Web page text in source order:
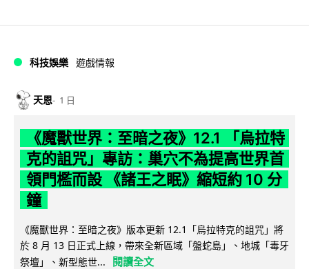
科技娛樂 遊戲情報
天恩 1 日
《魔獸世界：至暗之夜》12.1 「烏拉特
克的詛咒」專訪：巢穴不為提高世界首
領門檻而設 《諸王之眠》縮短約 10 分
鐘
《魔獸世界：至暗之夜》版本更新 12.1「烏拉特克的詛咒」將
於 8 月 13 日正式上線，帶來全新區域「盤蛇島」、地城「毒牙
祭壇」、新型態世...
閱讀全文